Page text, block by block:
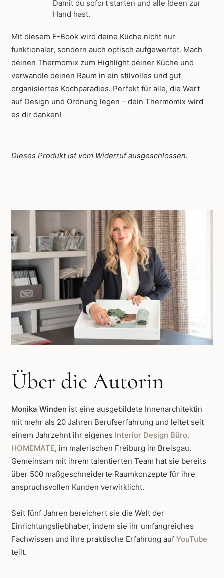
Damit du sofort starten und alle Ideen zur
Hand hast.
Mit diesem E-Book wird deine Küche nicht nur
funktionaler, sondern auch optisch aufgewertet. Mach
deinen Thermomix zum Highlight deiner Küche und
verwandle deinen Raum in ein stilvolles und gut
organisiertes Kochparadies. Perfekt für alle, die Wert
auf Design und Ordnung legen – dein Thermomix wird
es dir danken!
Dieses Produkt ist vom Widerruf ausgeschlossen.
Über die Autorin
Monika Winden ist eine ausgebildete Innenarchitektin
mit mehr als 20 Jahren Berufserfahrung und leitet seit
einem Jahrzehnt ihr eigenes Interior Design Büro,
HOMEMATE, im malerischen Freiburg im Breisgau.
Gemeinsam mit ihrem talentierten Team hat sie bereits
über 500 maßgeschneiderte Raumkonzepte für ihre
anspruchsvollen Kunden verwirklicht.
Seit fünf Jahren bereichert sie die Welt der
Einrichtungsliebhaber, indem sie ihr umfangreiches
Fachwissen und ihre praktische Erfahrung auf YouTube
teilt.